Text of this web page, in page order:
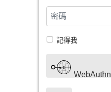
密碼
記得我
WebAuthn